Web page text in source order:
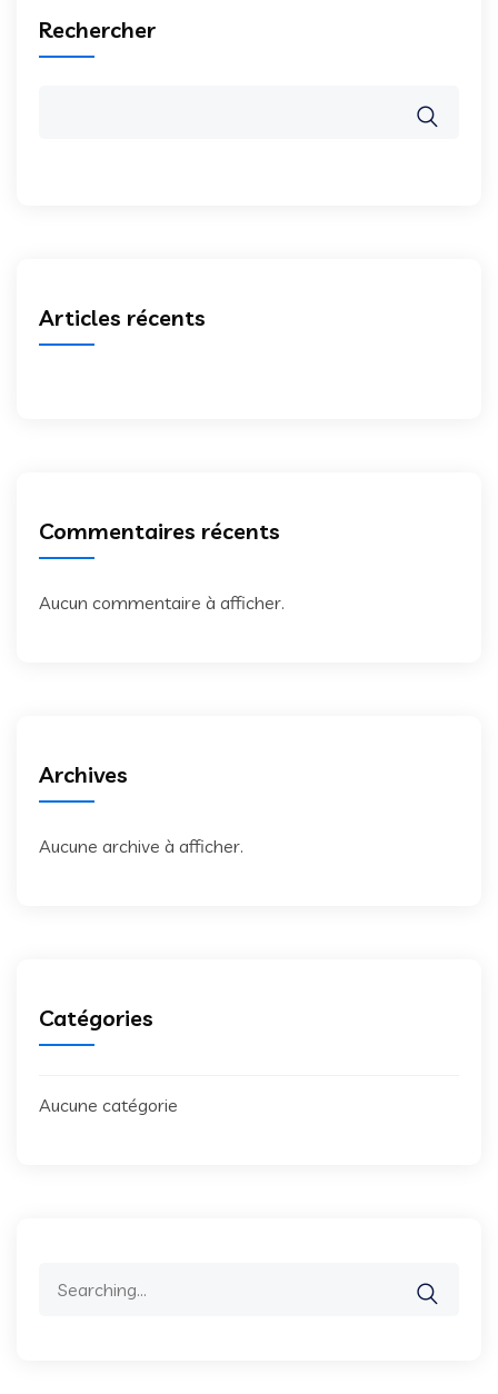
Rechercher
Articles récents
Commentaires récents
Aucun commentaire à afficher.
Archives
Aucune archive à afficher.
Catégories
Aucune catégorie